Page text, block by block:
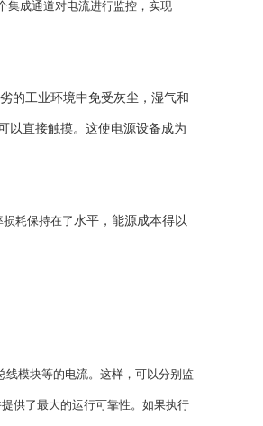
集成通道对电流进行监控，实现
的工业环境中免受灰尘，湿气和
以直接触摸。这使电源设备成为
耗保持在了水平，能源成本得以
线模块等的电流。这样，可以分别监
供了最大的运行可靠性。如果执行